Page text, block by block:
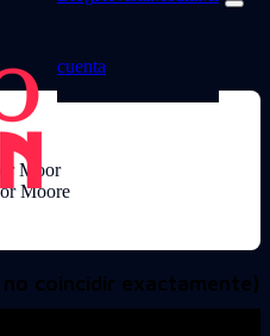
cuenta
Moor
Moore
coincidir exactamente)